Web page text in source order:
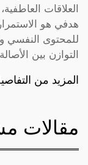
العلاقات
هدفي هو
للمحتوى النفسي
التوازن بين
المزيد من
مقالات